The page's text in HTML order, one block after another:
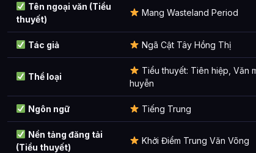
Bí thuật do Kỷ Ninh tự sáng tạo
Chủng tộc
Tiên thiên sinh linh
Thần thú
Tên ngoại văn (Tiểu
thuyết)
Mang Wasteland Period
Tác giả Ngã Cật Tây Hồng Thị
Thể loại
Tiểu thuyết: Tiên hiệp, Văn
huyễn
Ngôn ngữ Tiếng Trung
Nền tảng đăng tải
(Tiểu thuyết)
Khởi Điểm Trung Văn Võng